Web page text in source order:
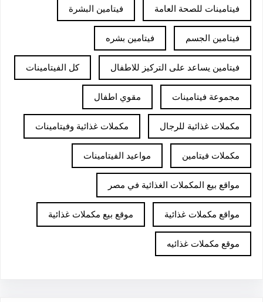
فيتامينات للصحة العامة فيتامين البشرة
فيتامين الجسم فيتامين بشره
فيتامين يساعد على التركيز للاطفال كل الفيتامينات
مجموعة فيتامينات مقوي اطفال
مكملات غذائية للرجال مكملات غذائية وفيتامينات
مكملات فيتامين مواعيد الفيتامينات
مواقع بيع المكملات الغذائية في مصر
مواقع مكملات غذائية موقع بيع مكملات غذائية
موقع مكملات غذائيه